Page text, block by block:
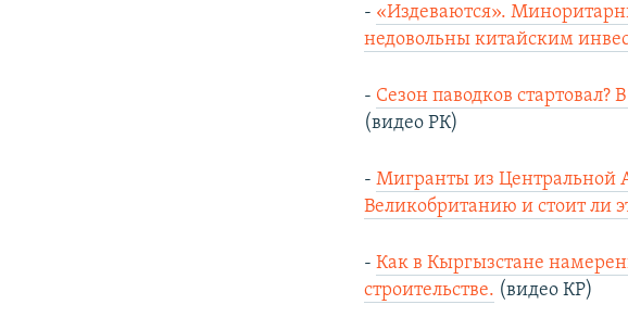
- «Издеваются».
недовольны китайским
- Сезон паводков
(видео РК)
-Мигранты из Центральной
Великобританию и стоит ли
-Как в Кыргызстане
строительстве. (видео КР)